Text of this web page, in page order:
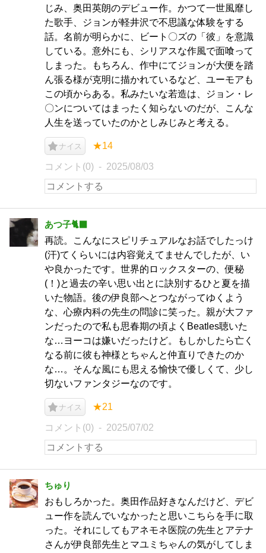
じみ、奥田英朗のデビュー作。かつて一世風靡し
た歌手、ジョンが軽井沢で不思議な体験をする
話。名前が明らかに、ビート〇ズの「彼」を意識
している。意外にも、シリアスな作風で面喰って
しまった。もちろん、作中にてジョンが大便を踏
ん張る様が克明に描かれているなど、ユーモアも
この頃からある。私みたいな若造は、ジョン・レ
〇ンについてはまったく知らないのだが、こんな
人生を送っていたのかとしみじみと考える。
ナイス ★14
コメント(0) 2025/08/03
あつ子🐈‍⬛
再読。こんなにスピリチュアルなお話でしたっけ
(汗)てくらいには内容覚えてませんでしたが、い
や良かったです。世界的ロックスターの、便秘
(！)と過去の辛い思い出とに訣別するひと夏を描
いた物語。後の伊良部へとつながってゆくよう
な、心療内科の先生の問診に笑った。親が大ファ
ンだったので私も思春期の頃よくBeatles聴いた
な…ヨーコは嫌いだったけど。もしかしたら亡く
なる前に彼も神様とちゃんと仲直りできたのか
な…。そんな風にも思える愉快で優しくて、少し
切ないファンタジーなのです。
ナイス ★21
コメント(0) 2025/07/02
ちゅり
おもしろかった。奥田作品好きなんだけど、デビ
ュー作を読んでいなかったと思いこちらを手に取
った。それにしてもアネモネ医院の先生とアテナ
さんが伊良部先生とマユミちゃんの気がしてしま